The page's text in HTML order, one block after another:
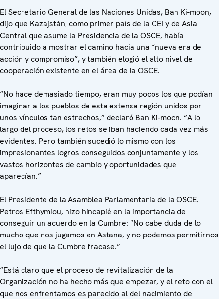
El Secretario General de las Naciones Unidas, Ban Ki-moon,
dijo que Kazajstán, como primer país de la CEI y de Asia
Central que asume la Presidencia de la OSCE, había
contribuido a mostrar el camino hacia una “nueva era de
acción y compromiso”, y también elogió el alto nivel de
cooperación existente en el área de la OSCE.
“No hace demasiado tiempo, eran muy pocos los que podían
imaginar a los pueblos de esta extensa región unidos por
unos vínculos tan estrechos,” declaró Ban Ki-moon. “A lo
largo del proceso, los retos se iban haciendo cada vez más
evidentes. Pero también sucedió lo mismo con los
impresionantes logros conseguidos conjuntamente y los
vastos horizontes de cambio y oportunidades que
aparecían.”
El Presidente de la Asamblea Parlamentaria de la OSCE,
Petros Efthymiou, hizo hincapié en la importancia de
conseguir un acuerdo en la Cumbre: “No cabe duda de lo
mucho que nos jugamos en Astana, y no podemos permitirnos
el lujo de que la Cumbre fracase.”
“Está claro que el proceso de revitalización de la
Organización no ha hecho más que empezar, y el reto con el
que nos enfrentamos es parecido al del nacimiento de